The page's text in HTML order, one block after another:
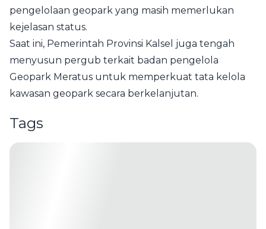
pengelolaan geopark yang masih memerlukan
kejelasan status.
Saat ini, Pemerintah Provinsi Kalsel juga tengah
menyusun pergub terkait badan pengelola
Geopark Meratus untuk memperkuat tata kelola
kawasan geopark secara berkelanjutan.
Tags